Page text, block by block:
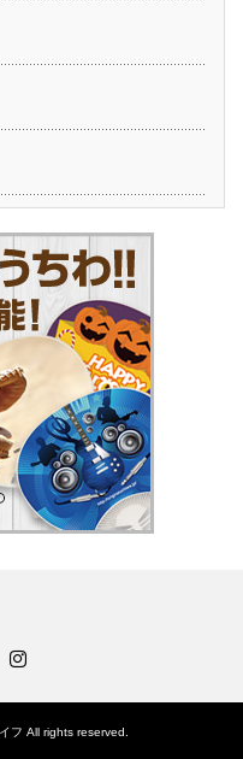
フ All rights reserved.